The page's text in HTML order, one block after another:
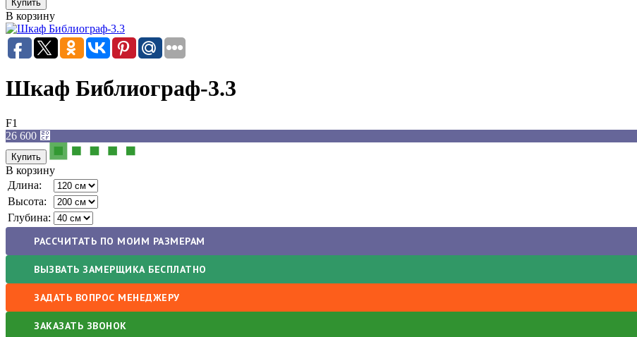
В корзину
Шкаф Библиограф-3.3
F1
26 600 ⃏
В корзину
Длина:
Высота:
Глубина:
РАССЧИТАТЬ ПО МОИМ РАЗМЕРАМ
ВЫЗВАТЬ ЗАМЕРЩИКА БЕСПЛАТНО
ЗАДАТЬ ВОПРОС МЕНЕДЖЕРУ
ЗАКАЗАТЬ ЗВОНОК